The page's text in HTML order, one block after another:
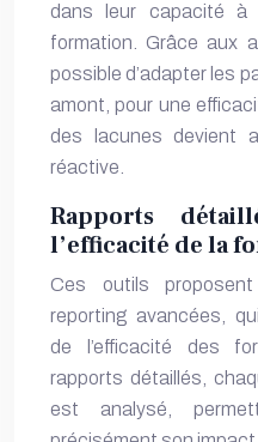
dans leur capacité à
formation. Grâce aux
possible d’adapter les
amont, pour une
des lacunes devient
réactive.
Rapports
l’efficacité de la
Ces outils
reporting avancées,
de l’efficacité des
rapports détaillés,
est analysé,